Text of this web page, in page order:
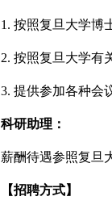
1. 按照复旦大学博
2. 按照复旦大学有
3. 提供参加各种会
科研助理：
薪酬待遇参照复旦
【招聘方式】